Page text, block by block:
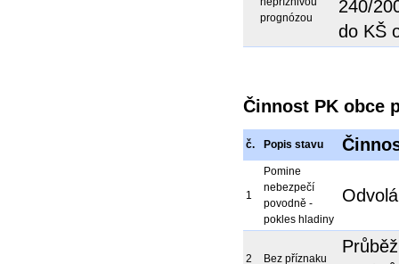
prognózou
240/
do KŠ
Činnost PK obce
č. Popis stavu
1
Pomine
nebezpečí
povodně -
pokles hladiny
2 Bez příznaku